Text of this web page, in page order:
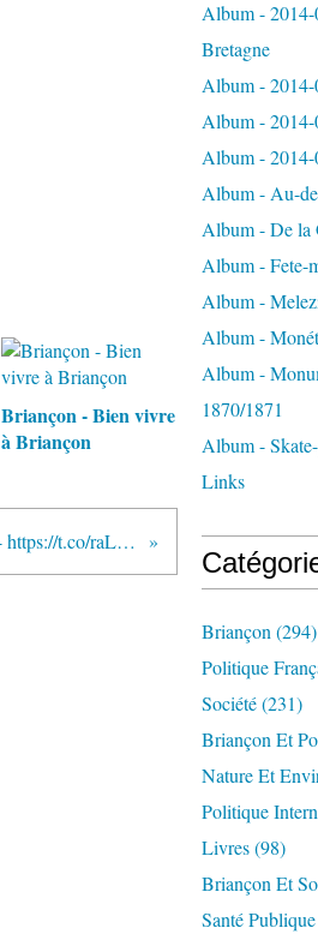
Briançon - Bien vivre
à Briançon
Élections 1 - réservé - https://t.co/raLunBpGR8...
Album - 2014-
Bretagne
Album -
Album - 2014-
Album - 2014-
Album - Au-
Album - De la
Album - Fete-
Album -
Album -
Album -
1870/1871
Album -
Links
Briançon (294)
Politique
Société(231)
Briançon Et
Nature Et
Politique
Livres(98)
Briançon Et
Santé Publique